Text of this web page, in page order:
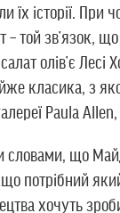
історії. При
– той зв’язок,
олів’є
з
Paula
що
потрібний
хочуть